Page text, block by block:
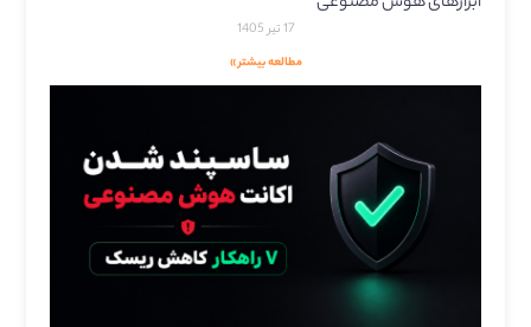
17 تیر 1405
مطالعه بیشتر »